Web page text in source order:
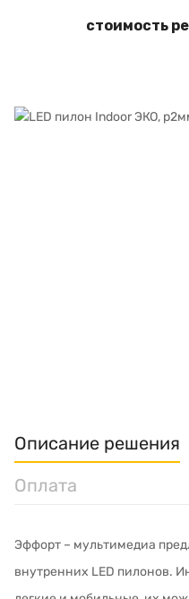
стоимость
Описание решения
Оплата
Эффорт – мультимедиа
внутренних LED пилонов.